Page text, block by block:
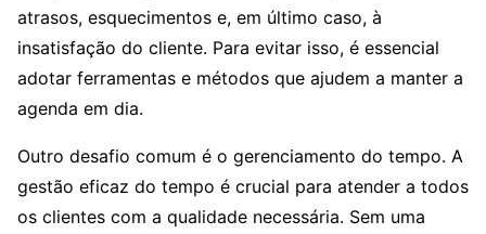
atrasos, esquecimentos e, em último caso, à
insatisfação do cliente. Para evitar isso, é essencial
adotar ferramentas e métodos que ajudem a manter a
agenda em dia.
Outro desafio comum é o gerenciamento do tempo. A
gestão eficaz do tempo é crucial para atender a todos
os clientes com a qualidade necessária. Sem uma